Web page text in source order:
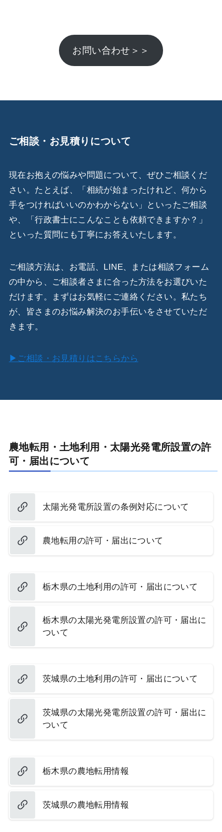
お問い合わせ＞＞
ご相談・お見積りについて
現在お抱えの悩みや問題について、ぜひご相談くだ
さい。たとえば、「相続が始まったけれど、何から
手をつければいいのかわからない」といったご相談
や、「行政書士にこんなことも依頼できますか？」
といった質問にも丁寧にお答えいたします。
ご相談方法は、お電話、LINE、または相談フォーム
の中から、ご相談者さまに合った方法をお選びいた
だけます。まずはお気軽にご連絡ください。私たち
が、皆さまのお悩み解決のお手伝いをさせていただ
きます。
▶ご相談・お見積りはこちらから
農地転用・土地利用・太陽光発電所設置の許
可・届出について
太陽光発電所設置の条例対応について
農地転用の許可・届出について
栃木県の土地利用の許可・届出について
栃木県の太陽光発電所設置の許可・届出に
ついて
茨城県の土地利用の許可・届出について
茨城県の太陽光発電所設置の許可・届出に
ついて
栃木県の農地転用情報
茨城県の農地転用情報